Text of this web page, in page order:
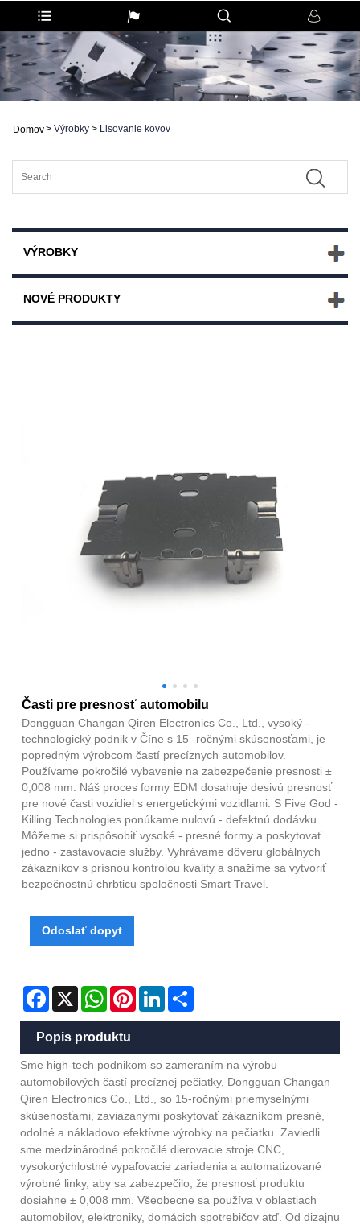
Domov> Výrobky > Lisovanie kovov
VÝROBKY
NOVÉ PRODUKTY
Časti pre presnosť automobilu
Dongguan Changan Qiren Electronics Co., Ltd., vysoký -
technologický podnik v Číne s 15 -ročnými skúsenosťami, je
popredným výrobcom častí precíznych automobilov.
Používame pokročilé vybavenie na zabezpečenie presnosti ±
0,008 mm. Náš proces formy EDM dosahuje desivú presnosť
pre nové časti vozidiel s energetickými vozidlami. S Five God -
Killing Technologies ponúkame nulovú - defektnú dodávku.
Môžeme si prispôsobiť vysoké - presné formy a poskytovať
jedno - zastavovacie služby. Vyhrávame dôveru globálnych
zákazníkov s prísnou kontrolou kvality a snažíme sa vytvoriť
bezpečnostnú chrbticu spoločnosti Smart Travel.
Odoslať dopyt
Facebook
X WhatsAppPinterestLinkedIn
Popis produktu
Sme high-tech podnikom so zameraním na výrobu
automobilových častí precíznej pečiatky, Dongguan Changan
Qiren Electronics Co., Ltd., so 15-ročnými priemyselnými
skúsenosťami, zaviazanými poskytovať zákazníkom presné,
odolné a nákladovo efektívne výrobky na pečiatku. Zaviedli
sme medzinárodné pokročilé dierovacie stroje CNC,
vysokorýchlostné vypaľovacie zariadenia a automatizované
výrobné linky, aby sa zabezpečilo, že presnosť produktu
dosiahne ± 0,008 mm. Všeobecne sa používa v oblastiach
automobilov, elektroniky, domácich spotrebičov atď. Od dizajnu